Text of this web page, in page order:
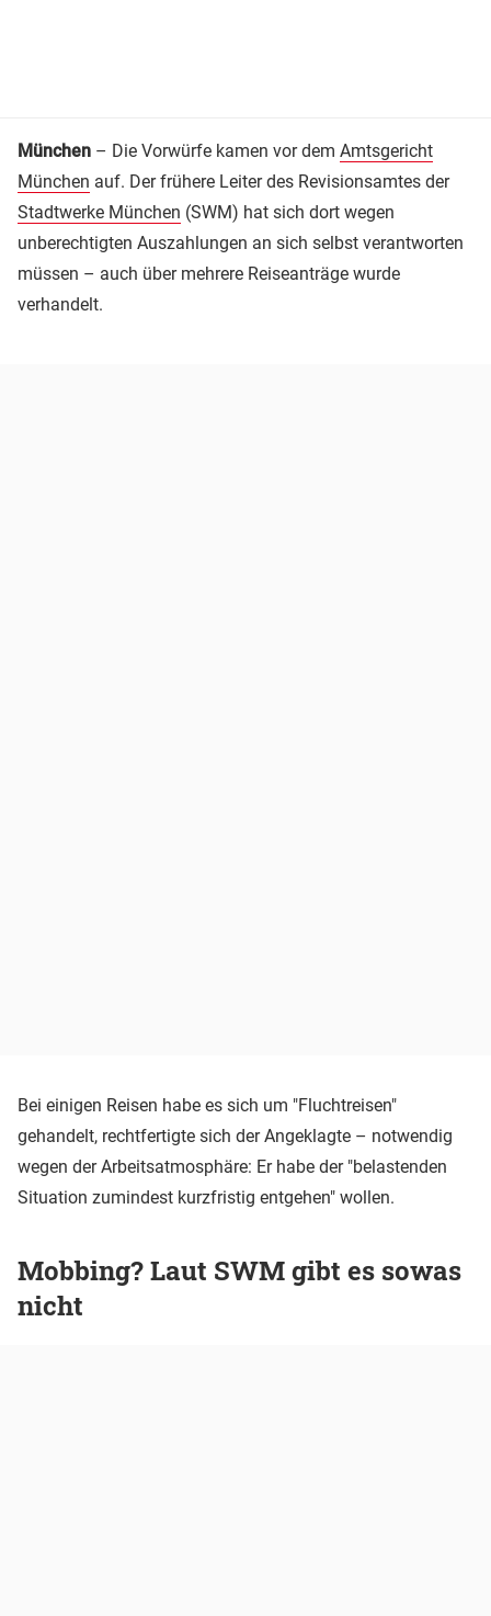
München – Die Vorwürfe kamen vor dem Amtsgericht
München auf. Der frühere Leiter des Revisionsamtes der
Stadtwerke München (SWM) hat sich dort wegen
unberechtigten Auszahlungen an sich selbst verantworten
müssen – auch über mehrere Reiseanträge wurde
verhandelt.
Bei einigen Reisen habe es sich um "Fluchtreisen"
gehandelt, rechtfertigte sich der Angeklagte – notwendig
wegen der Arbeitsatmosphäre: Er habe der "belastenden
Situation zumindest kurzfristig entgehen" wollen.
Mobbing? Laut SWM gibt es sowas
nicht